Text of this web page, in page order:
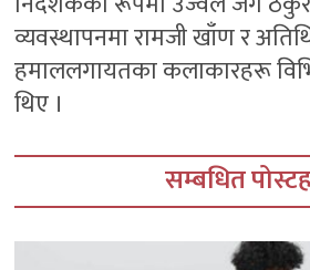
व्यवस्थापनमा रामजी खाँण र
हमाललगायतका कलाकारहरू
थिए ।
सम्बधित